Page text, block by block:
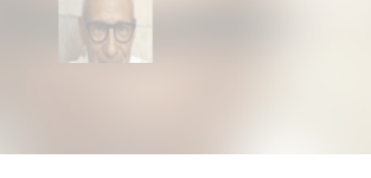
אנגלית